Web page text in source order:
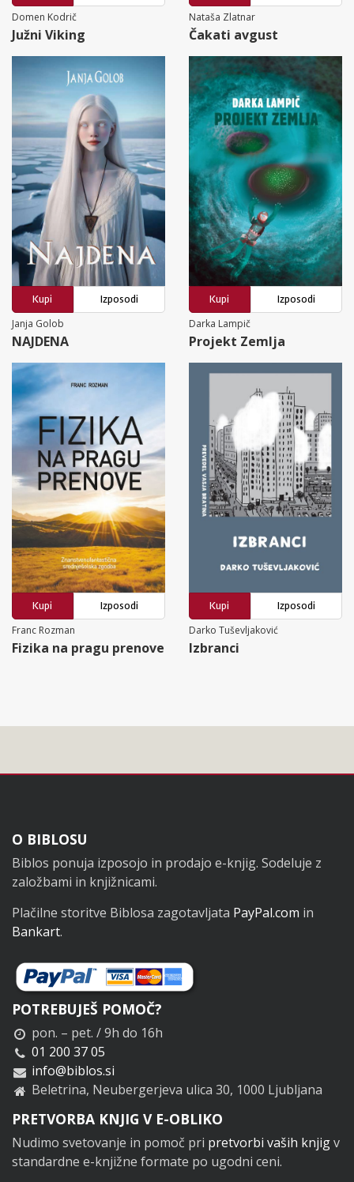
Domen Kodrič
Južni Viking
Nataša Zlatnar
Čakati avgust
Kupi
Izposodi
Janja Golob
NAJDENA
Kupi
Izposodi
Darka Lampič
Projekt Zemlja
Kupi
Izposodi
Franc Rozman
Fizika na pragu prenove
Kupi
Izposodi
Darko Tuševljaković
Izbranci
Noga
O BIBLOSU
Biblos ponuja izposojo in prodajo e-knjig. Sodeluje z
založbami in knjižnicami.
Plačilne storitve Biblosa zagotavljata PayPal.com in
Bankart.
POTREBUJEŠ POMOČ?
pon. – pet. / 9h do 16h
01 200 37 05
info@biblos.si
Beletrina, Neubergerjeva ulica 30, 1000 Ljubljana
PRETVORBA KNJIG V E-OBLIKO
Nudimo svetovanje in pomoč pri pretvorbi vaših knjigv
standardne e-knjižne formate po ugodni ceni.